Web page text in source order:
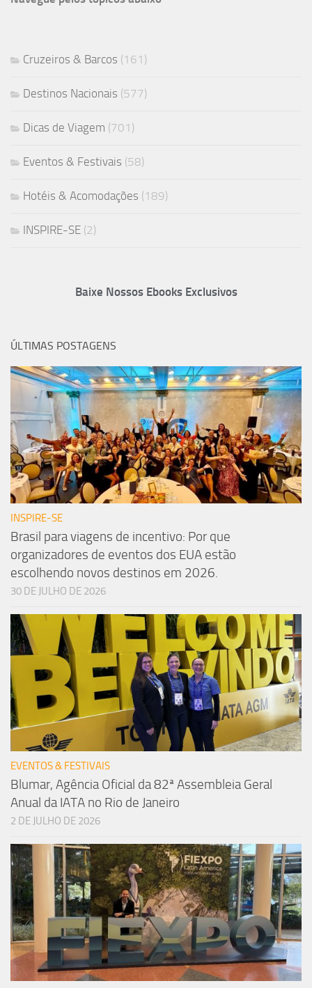
Cruzeiros & Barcos (161)
Destinos Nacionais (577)
Dicas de Viagem (701)
Eventos & Festivais (58)
Hotéis & Acomodações (189)
INSPIRE-SE (2)
Baixe Nossos Ebooks Exclusivos
ÚLTIMAS POSTAGENS
INSPIRE-SE
Brasil para viagens de incentivo: Por que
organizadores de eventos dos EUA estão
escolhendo novos destinos em 2026.
30 DE JULHO DE 2026
EVENTOS & FESTIVAIS
Blumar, Agência Oficial da 82ª Assembleia Geral
Anual da IATA no Rio de Janeiro
2 DE JULHO DE 2026